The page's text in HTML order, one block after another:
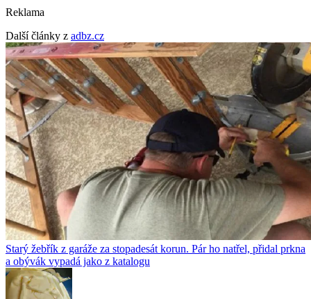
Reklama
Další články z adbz.cz
Starý žebřík z garáže za stopadesát korun. Pár ho natřel, přidal prkna
a obývák vypadá jako z katalogu